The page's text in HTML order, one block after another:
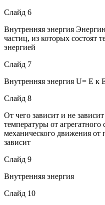
Слайд 6
Внутренняя энергия
частиц, из которых состоят
энергией
Слайд 7
Внутренняя энергия U= E к
Слайд 8
От чего зависит и не
температуры от агрегатного
механического движения от
зависит
Слайд 9
Внутренняя энергия
Слайд 10